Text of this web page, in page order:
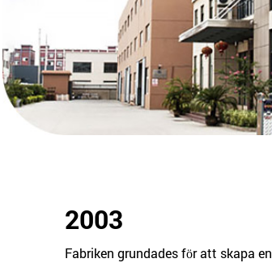
2003
Fabriken grundades för att skapa en